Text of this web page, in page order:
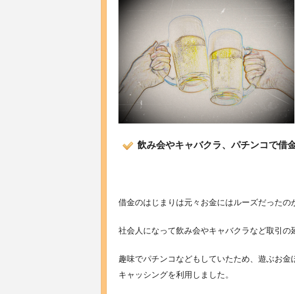
飲み会やキャバクラ、パチンコで借
借金のはじまりは元々お金にはルーズだったの
社会人になって飲み会やキャバクラなど取引の
趣味でパチンコなどもしていたため、遊ぶお
キャッシングを利用しました。